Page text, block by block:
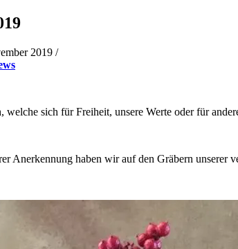
2019 /
welche sich für Freiheit, unsere Werte oder für
Anerkennung haben wir auf den Gräbern unserer